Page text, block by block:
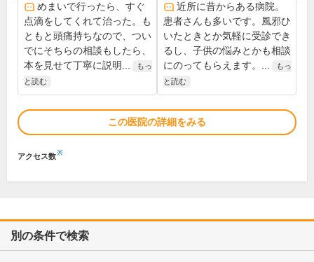
めまいで行ったら、すぐ
点滴をしてくれて治った。も
ともと頭痛持ちなので、つい
でにそちらの相談もしたら、
本を見せて丁寧に説明...
もっ
と読む
近所に昔からある病院。
患者さんも多いです。風邪ひ
いたときとか気軽に受診でき
るし、子供の悩みとかも相談
にのってもらえます。...
もっ
と読む
この医院の詳細をみる
アクセス数※
別の条件で検索